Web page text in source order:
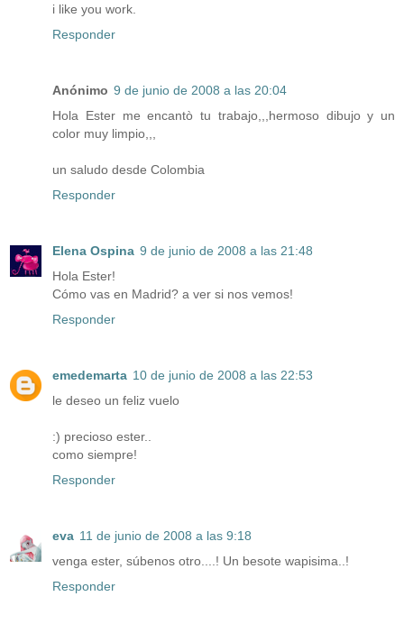
i like you work.
Responder
Anónimo 9 de junio de 2008 a las 20:04
Hola Ester me encantò tu trabajo,,,hermoso dibujo y un
color muy limpio,,,
un saludo desde Colombia
Responder
Elena Ospina 9 de junio de 2008 a las 21:48
Hola Ester!
Cómo vas en Madrid? a ver si nos vemos!
Responder
emedemarta 10 de junio de 2008 a las 22:53
le deseo un feliz vuelo
:) precioso ester..
como siempre!
Responder
eva 11 de junio de 2008 a las 9:18
venga ester, súbenos otro....! Un besote wapisima..!
Responder